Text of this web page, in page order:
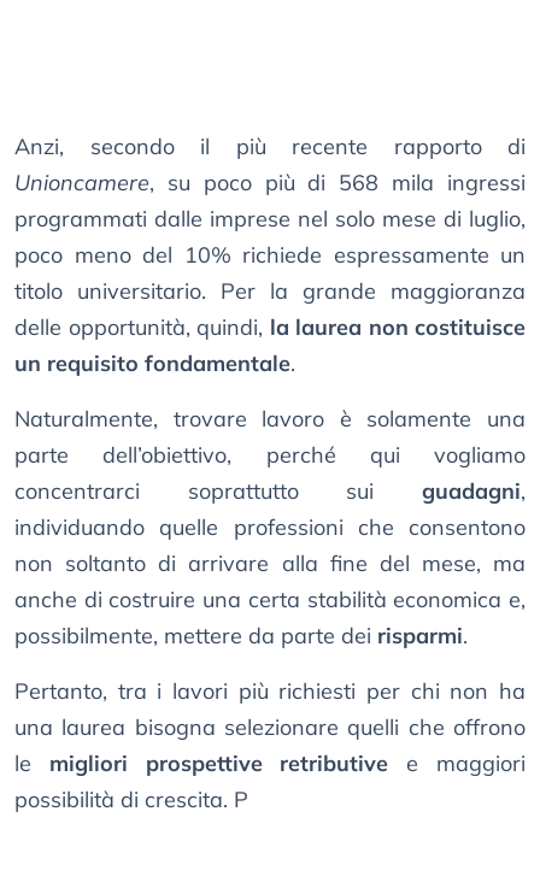
Anzi, secondo il più recente rapporto di
Unioncamere, su poco più di 568 mila ingressi
programmati dalle imprese nel solo mese di luglio,
poco meno del 10% richiede espressamente un
titolo universitario. Per la grande maggioranza
delle opportunità, quindi, la laurea non costituisce
un requisito fondamentale.
Naturalmente, trovare lavoro è solamente una
parte dell’obiettivo, perché qui vogliamo
concentrarci soprattutto sui guadagni,
individuando quelle professioni che consentono
non soltanto di arrivare alla fine del mese, ma
anche di costruire una certa stabilità economica e,
possibilmente, mettere da parte dei risparmi.
Pertanto, tra i lavori più richiesti per chi non ha
una laurea bisogna selezionare quelli che offrono
le migliori prospettive retributive e maggiori
possibilità di crescita. P